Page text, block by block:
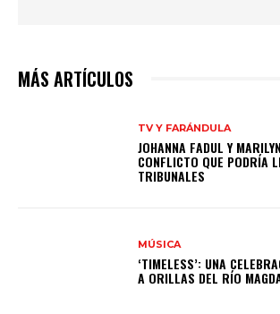
MÁS ARTÍCULOS
TV Y FARÁNDULA
JOHANNA FADUL Y
CONFLICTO QUE PODRÍA
TRIBUNALES
MÚSICA
‘TIMELESS’: UNA
A ORILLAS DEL RÍO